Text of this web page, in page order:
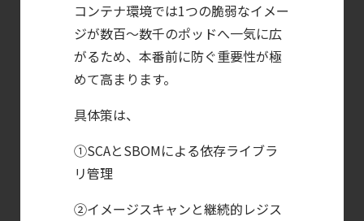
コンテナの統合セキュリティ強化
第4回： Sysdig・
JP1・
Illumio連携における自動隔離検証
―
Cloud Security
コンテナ環境では1つの脆弱なイメー
ジが数百〜数千のポッドへ一気に広
がるため、本番前に防ぐ重要性が極
めて高まります。
具体策は、
①SCAとSBOMによる依存ライブラ
リ管理
②イメージスキャンと継続的レジス